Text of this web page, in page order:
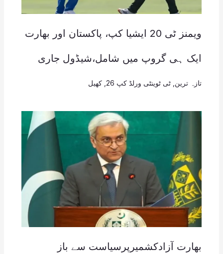
ویمنز ٹی 20 ایشیا کپ، پاکستان اور بھارت
ایک ہی گروپ میں شامل،شیڈول جاری
تازہ ترین ٹی ٹوینٹی ورلڈ کپ 26 , کھیل
بھارت آزادکشمیرپرسیاست سے باز